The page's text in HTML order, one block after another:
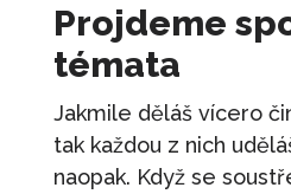
Projdeme
témata
Jakmile děláš vícero
tak každou z nich
naopak. Když se